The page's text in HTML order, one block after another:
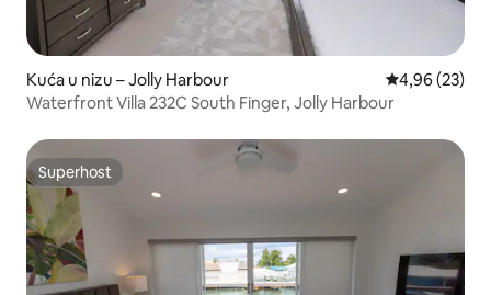
Kuća u nizu – Jolly Harbour Prosječna
4,96 (23)
Waterfront Villa 232C South Finger, Jolly Harbour
Superhost
Superhost